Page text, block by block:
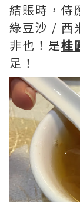
結賬時，侍
綠豆沙 / 西
非也！是桂
足！